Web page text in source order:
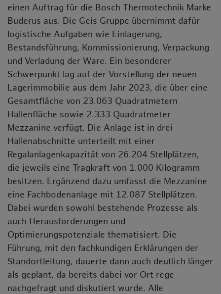
einen Auftrag für die Bosch Thermotechnik Marke
Buderus aus. Die Geis Gruppe übernimmt dafür
logistische Aufgaben wie Einlagerung,
Bestandsführung, Kommissionierung, Verpackung
und Verladung der Ware. Ein besonderer
Schwerpunkt lag auf der Vorstellung der neuen
Lagerimmobilie aus dem Jahr 2023, die über eine
Gesamtfläche von 23.063 Quadratmetern
Hallenfläche sowie 2.333 Quadratmeter
Mezzanine verfügt. Die Anlage ist in drei
Hallenabschnitte unterteilt mit einer
Regalanlagenkapazität von 26.204 Stellplätzen,
die jeweils eine Tragkraft von 1.000 Kilogramm
besitzen. Ergänzend dazu umfasst die Mezzanine
eine Fachbodenanlage mit 12.087 Stellplätzen.
Dabei wurden sowohl bestehende Prozesse als
auch Herausforderungen und
Optimierungspotenziale thematisiert. Die
Führung, mit den fachkundigen Erklärungen der
Standortleitung, dauerte dann auch deutlich länger
als geplant, da bereits dabei vor Ort rege
nachgefragt und diskutiert wurde. Alle